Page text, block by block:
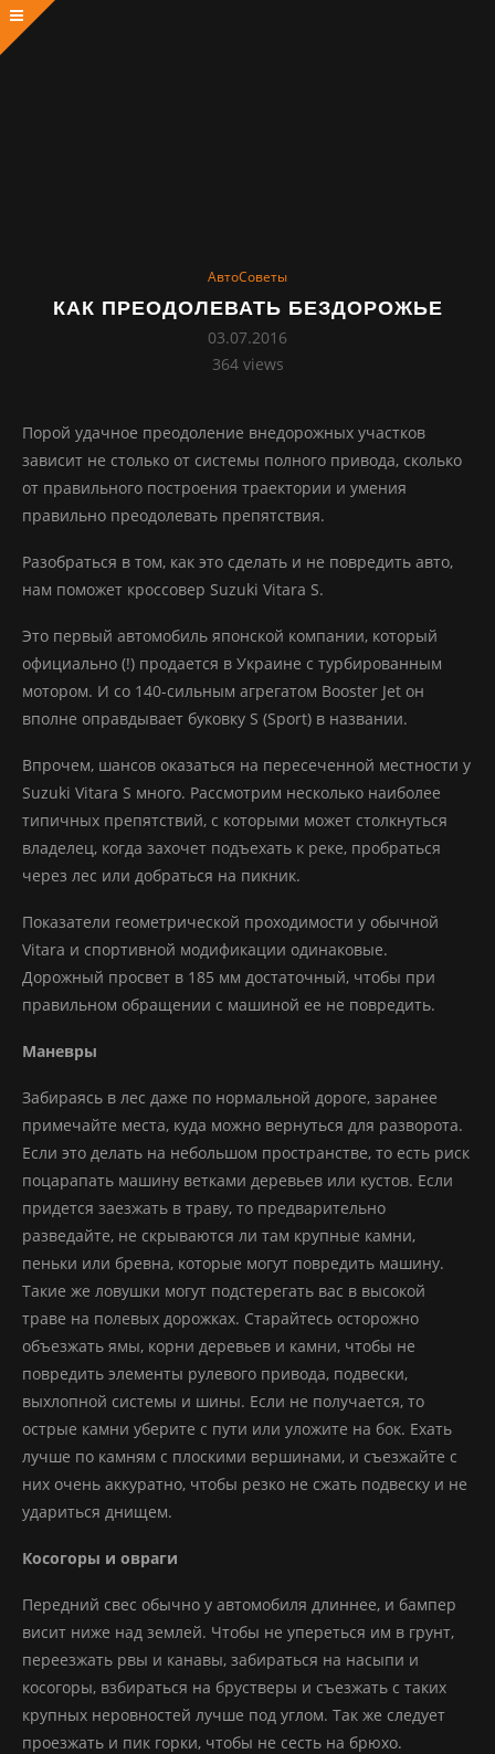
АвтоСоветы
КАК ПРЕОДОЛЕВАТЬ БЕЗДОРОЖЬЕ
03.07.2016
364views
Порой удачное преодоление внедорожных участков
зависит не столько от системы полного привода, сколько
от правильного построения траектории и умения
правильно преодолевать препятствия.
Разобраться в том, как это сделать и не повредить авто,
нам поможет кроссовер Suzuki Vitara S.
Это первый автомобиль японской компании, который
официально (!) продается в Украине с турбированным
мотором. И со 140-сильным агрегатом Booster Jet он
вполне оправдывает буковку S (Sport) в названии.
Впрочем, шансов оказаться на пересеченной местности у
Suzuki Vitara S много. Рассмотрим несколько наиболее
типичных препятствий, с которыми может столкнуться
владелец, когда захочет подъехать к реке, пробраться
через лес или добраться на пикник.
Показатели геометрической проходимости у обычной
Vitara и спортивной модификации одинаковые.
Дорожный просвет в 185 мм достаточный, чтобы при
правильном обращении с машиной ее не повредить.
Маневры
Забираясь в лес даже по нормальной дороге, заранее
примечайте места, куда можно вернуться для разворота.
Если это делать на небольшом пространстве, то есть риск
поцарапать машину ветками деревьев или кустов. Если
придется заезжать в траву, то предварительно
разведайте, не скрываются ли там крупные камни,
пеньки или бревна, которые могут повредить машину.
Такие же ловушки могут подстерегать вас в высокой
траве на полевых дорожках. Старайтесь осторожно
объезжать ямы, корни деревьев и камни, чтобы не
повредить элементы рулевого привода, подвески,
выхлопной системы и шины. Если не получается, то
острые камни уберите с пути или уложите на бок. Ехать
лучше по камням с плоскими вершинами, и съезжайте с
них очень аккуратно, чтобы резко не сжать подвеску и не
удариться днищем.
Косогоры и овраги
Передний свес обычно у автомобиля длиннее, и бампер
висит ниже над землей. Чтобы не упереться им в грунт,
переезжать рвы и канавы, забираться на насыпи и
косогоры, взбираться на брустверы и съезжать с таких
крупных неровностей лучше под углом. Так же следует
проезжать и пик горки, чтобы не сесть на брюхо.